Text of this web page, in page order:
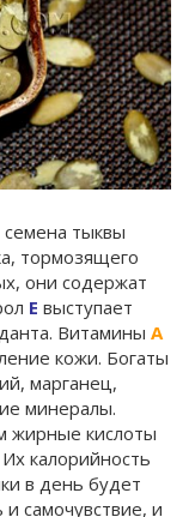
семена тыквы
тормозящего
они содержат
Е выступает
Витамины А
кожи. Богаты
марганец,
минералы.
жирные кислоты
калорийность
в день будет
самочувствие, и